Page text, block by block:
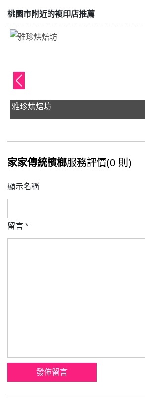
桃園市附近的複印店推薦
雅珍烘焙坊
家家傳統檳榔服務評價(0 則)
顯示名稱
留言 *